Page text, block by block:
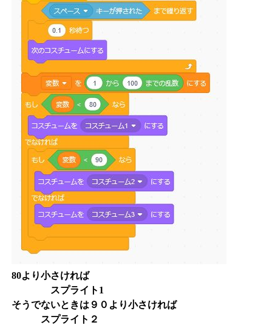
80より小さければ
スプライト1
そうでないときは９０より小さければ
スプライト２